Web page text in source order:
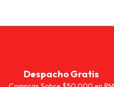
Despacho Gratis